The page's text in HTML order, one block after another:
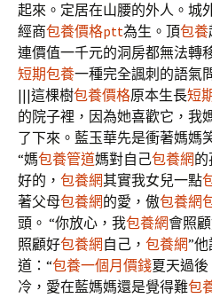
起來。定居在山腰的外人。城
經商包養價格ptt為生。頂包養
連價值一千元的洞房都無法轉
短期包養一種完全諷刺的語氣
|||這棵樹包養價格原本生長短
的院子裡，因為她喜歡它，我
了下來。藍玉華先是衝著媽媽
“媽包養管道媽對自己包養網的
好的， 包養網其實我女兒一點
著父母包養網的愛，傲包養網
頭。 “你放心，我包養網會照
照顧好包養網 自己， 包養網”
道：“包養一個月價錢夏天過
冷，愛在藍媽媽還是覺得難包